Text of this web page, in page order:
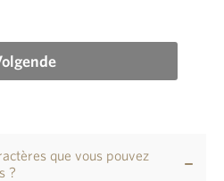
que vous pouvez
?